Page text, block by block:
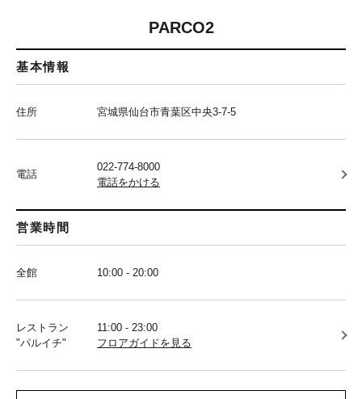
PARCO2
基本情報
住所 宮城県仙台市青葉区中央3-7-5
電話
022-774-8000
電話をかける
営業時間
全館 10:00 - 20:00
レストラン
"パルイチ"
11:00 - 23:00
フロアガイドを見る